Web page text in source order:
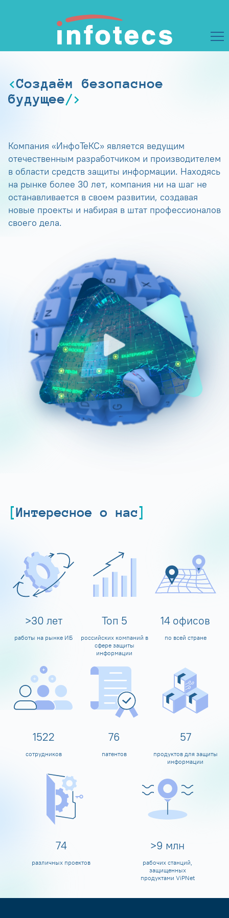
Создаём безопасное
будущее
Компания «ИнфоТеКС» является ведущим
отечественным разработчиком и производителем
в области средств защиты информации. Находясь
на рынке более 30 лет, компания ни на шаг не
останавливается в своем развитии, создавая
новые проекты и набирая в штат профессионалов
своего дела.
Интересное о нас
>30 лет
работы на рынке ИБ
Топ 5
российских компаний в
сфере защиты
информации
14 офисов
по всей стране
1600
сотрудников
80
патентов
60
продуктов для защиты
информации
80
различных проектов
>10 млн
рабочих станций,
защищенных
продуктами ViPNet